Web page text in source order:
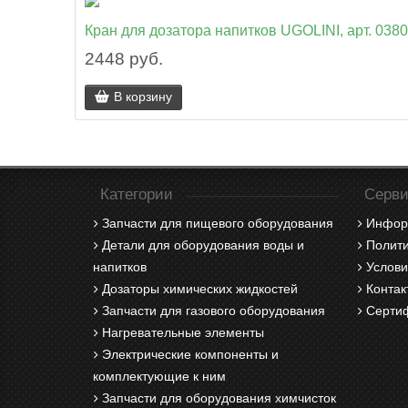
Кран для дозатора напитков UGOLINI, арт.
2448 руб.
В корзину
Категории
Запчасти для пищевого оборудования
Детали для оборудования воды и
напитков
Дозаторы химических жидкостей
Запчасти для газового оборудования
Нагревательные элементы
Электрические компоненты и
комплектующие к ним
Запчасти для оборудования химчисток